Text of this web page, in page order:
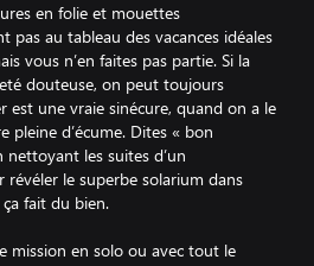
en folie et mouettes
pas au tableau des vacances idéales
vous n’en faites pas partie. Si la
douteuse, on peut toujours
une vraie sinécure, quand on a le
pleine d’écume. Dites « bon
les suites d’un
le superbe solarium dans
fait du bien.
mission en solo ou avec tout le